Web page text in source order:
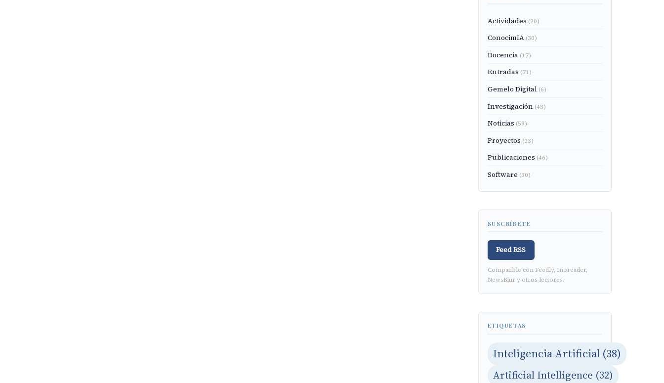
Actividades (20)
ConocimIA (30)
Docencia (17)
Entradas (71)
Gemelo Digital (6)
Investigación (43)
Noticias (59)
Proyectos (23)
Publicaciones (46)
Software (30)
SUSCRÍBETE
Feed RSS
Compatible con Feedly, Inoreader,
NewsBlur y otros lectores.
ETIQUETAS
Inteligencia Artificial (38)
Artificial Intelligence (32)